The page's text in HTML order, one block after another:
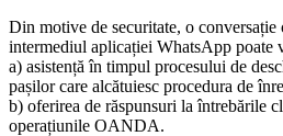
Din motive de securitate, o conversație
intermediul aplicației WhatsApp poate
a) asistență în timpul procesului de
pașilor care alcătuiesc procedura de
b) oferirea de răspunsuri la întrebările
operațiunile OANDA.